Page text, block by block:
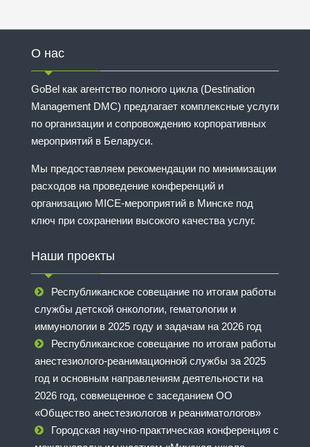
О нас
GoBel как агентство полного цикла (Destination
Management DMC) предлагает комплексные услуги
по организации и сопровождению корпоративных
мероприятий в Беларуси.
Мы предоставляем рекомендации по минимизации
расходов на проведение конференций и
организацию MICE-мероприятий в Минске под
ключ при сохранении высокого качества услуг.
Наши проекты
Республиканское совещание по итогам работы
службы детской онкологии, гематологии и
иммунологии в 2025 году и задачам на 2026 год
Республиканское совещание по итогам работы
анестезиолого-реанимационной службы за 2025
год и основным направлениям деятельности на
2026 год, совмещенное с заседанием ОО
«Общество анестезиологов и реаниматологов»
Городская научно-практическая конференция с